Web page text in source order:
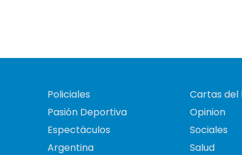
Policiales
Pasión Deportiva
Espectáculos
Argentina
Cartas
Opinion
Sociales
Salud